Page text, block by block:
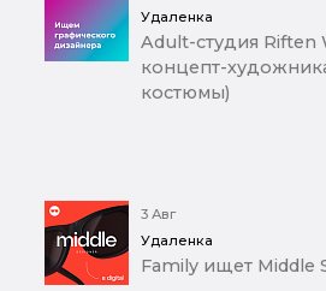
Удаленка
Adult-студия Riften
концепт-
костюмы)
3 Авг
Удаленка
Family ищет Middle